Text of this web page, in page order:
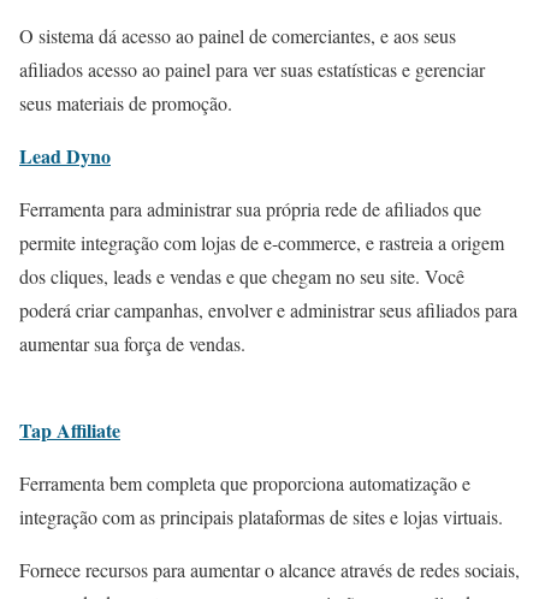
O sistema dá acesso ao painel de comerciantes, e aos seus
afiliados acesso ao painel para ver suas estatísticas e gerenciar
seus materiais de promoção.
Lead Dyno
Ferramenta para administrar sua própria rede de afiliados que
permite integração com lojas de e-commerce, e rastreia a origem
dos cliques, leads e vendas e que chegam no seu site. Você
poderá criar campanhas, envolver e administrar seus afiliados para
aumentar sua força de vendas.
Tap Affiliate
Ferramenta bem completa que proporciona automatização e
integração com as principais plataformas de sites e lojas virtuais.
Fornece recursos para aumentar o alcance através de redes sociais,